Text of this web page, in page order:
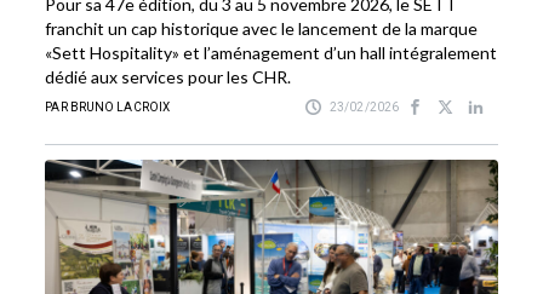
franchit un cap historique avec le lancement de la marque
«Sett Hospitality» et l’aménagement d’un hall intégralement
dédié aux services pour les CHR.
PAR BRUNO LACROIX 23/02/2026